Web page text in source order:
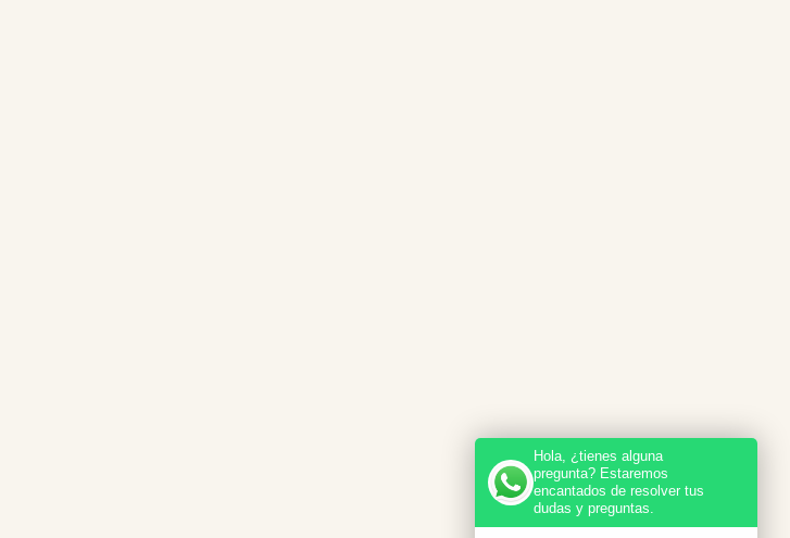
Hola, ¿tienes alguna
pregunta? Estaremos
encantados de resolver tus
dudas y preguntas.